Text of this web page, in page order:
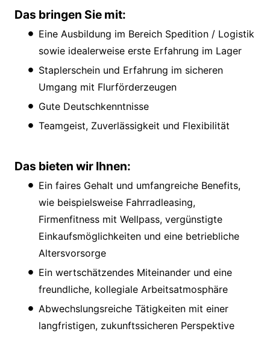
Das bringen Sie mit:
Eine Ausbildung im Bereich Spedition / Logistik
sowie idealerweise erste Erfahrung im Lager
Staplerschein und Erfahrung im sicheren
Umgang mit Flurförderzeugen
Gute Deutschkenntnisse
Teamgeist, Zuverlässigkeit und Flexibilität
Das bieten wir Ihnen:
Ein faires Gehalt und umfangreiche Benefits,
wie beispielsweise Fahrradleasing,
Firmenfitness mit Wellpass, vergünstigte
Einkaufsmöglichkeiten und eine betriebliche
Altersvorsorge
Ein wertschätzendes Miteinander und eine
freundliche, kollegiale Arbeitsatmosphäre
Abwechslungsreiche Tätigkeiten mit einer
langfristigen, zukunftssicheren Perspektive